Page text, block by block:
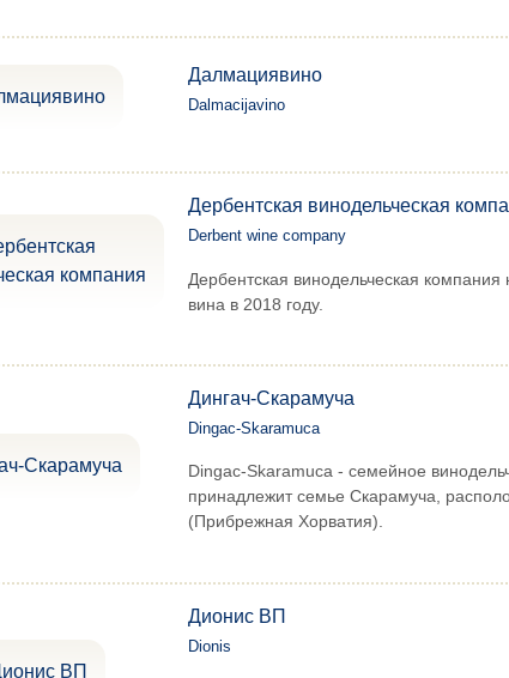
Далмациявино
Dalmacijavino
Дербентская винодельческая
Derbent wine company
Дербентская винодельческая компания
вина в 2018 году.
Дингач-Скарамуча
Dingac-Skaramuca
Dingac-Skaramuca - семейное
принадлежит семье Скарамуча,
(Прибрежная Хорватия).
Дионис ВП
Dionis